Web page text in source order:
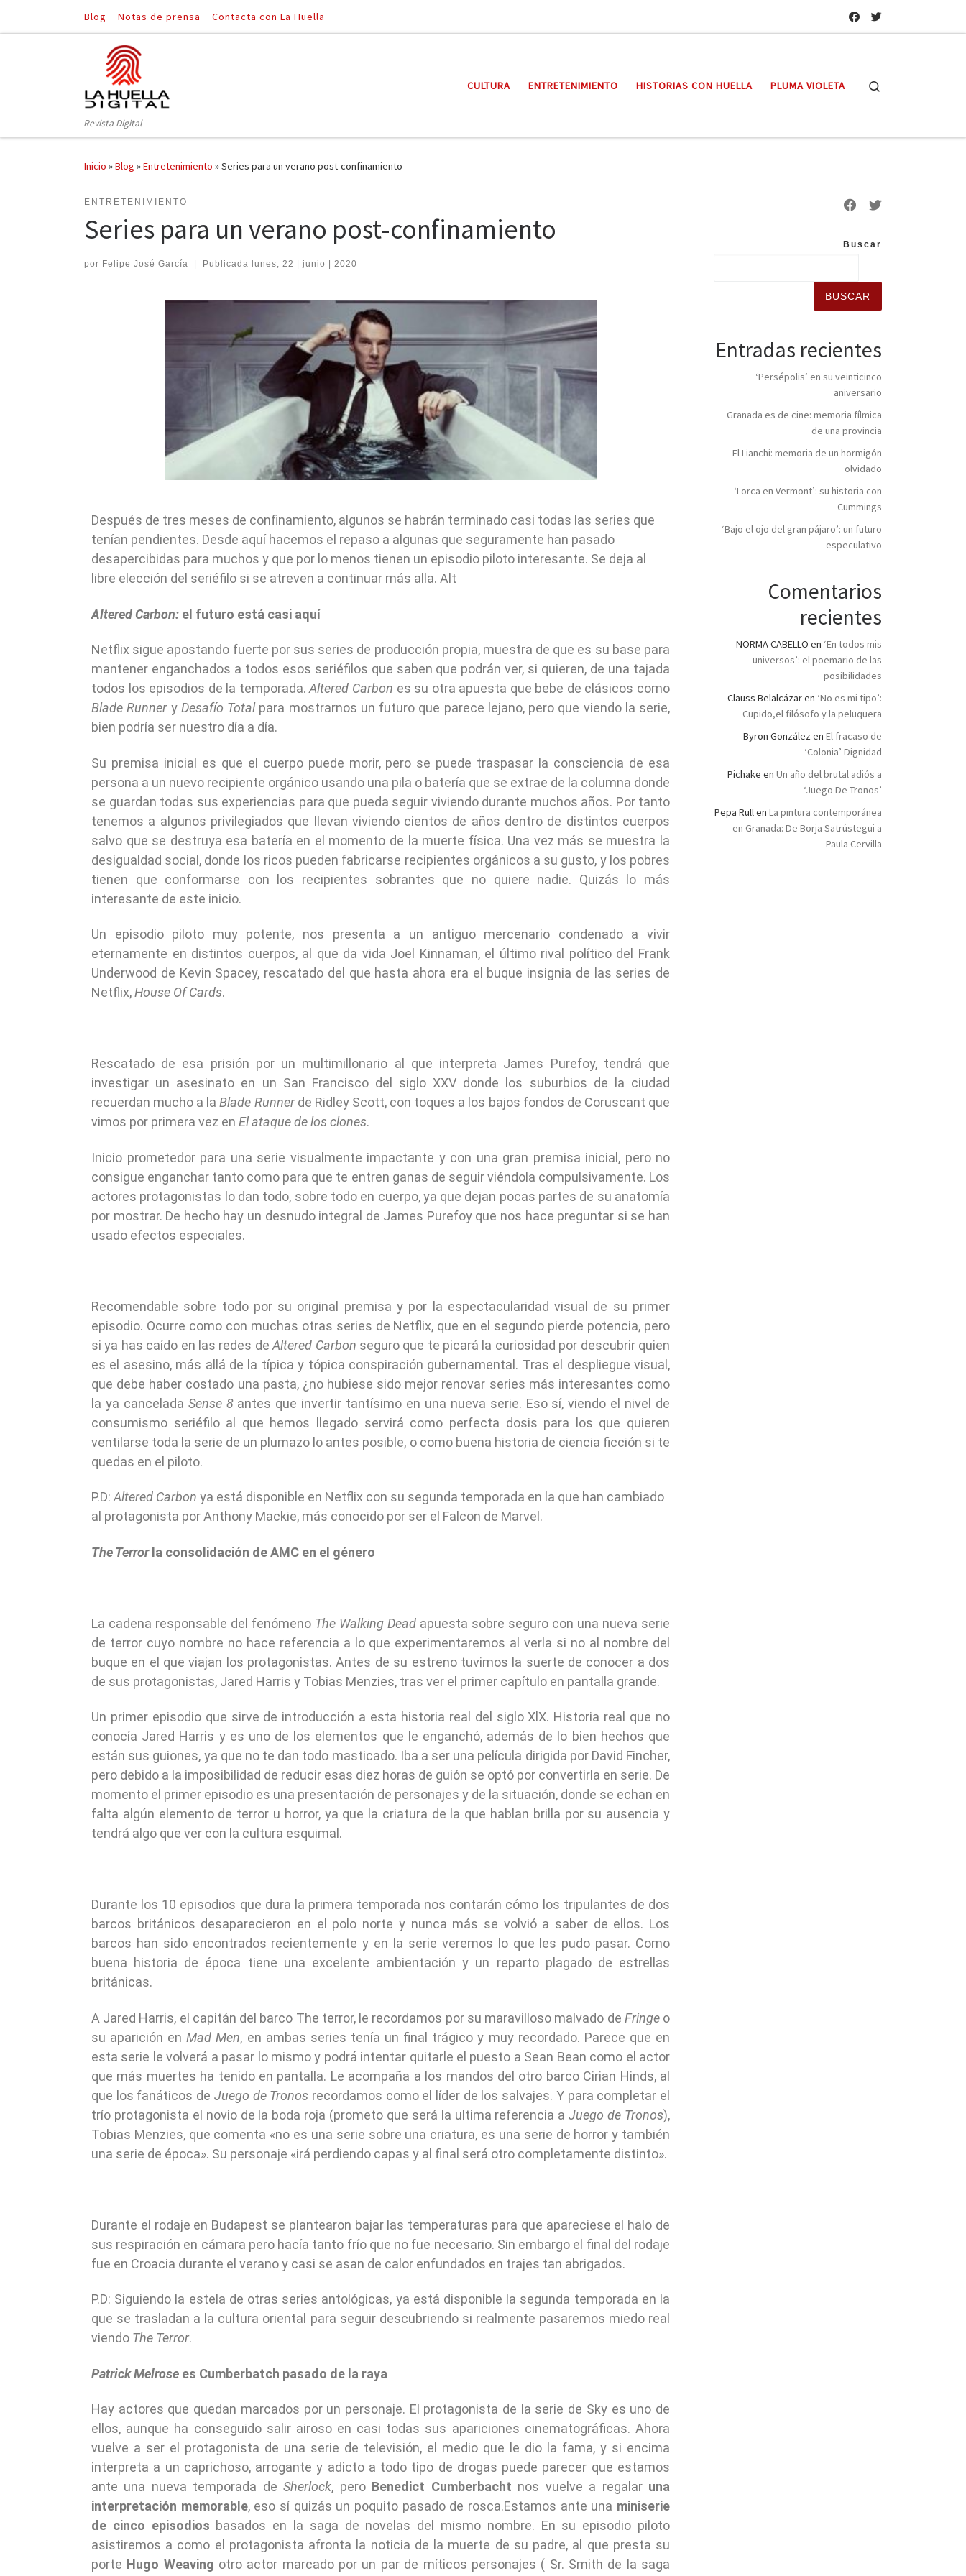
Saltar al contenido
Blog Notas de prensa Contacta con La Huella
Revista Digital
CULTURA ENTRETENIMIENTO HISTORIAS CON HUELLA PLUMA VIOLETA
Inicio »Blog »Entretenimiento »Series para un verano post-confinamiento
ENTRETENIMIENTO
Series para un verano post-confinamiento
por Felipe José García Publicada lunes, 22 | junio | 2020
Después de tres meses de confinamiento, algunos se habrán terminado casi todas las series que
tenían pendientes. Desde aquí hacemos el repaso a algunas que seguramente han pasado
desapercibidas para muchos y que por lo menos tienen un episodio piloto interesante. Se deja al
libre elección del seriéfilo si se atreven a continuar más alla. Alt
Altered Carbon: el futuro está casi aquí
Netflix sigue apostando fuerte por sus series de producción propia, muestra de que es su base para
mantener enganchados a todos esos seriéfilos que saben que podrán ver, si quieren, de una tajada
todos los episodios de la temporada.Altered Carbon es su otra apuesta que bebe de clásicos como
Blade Runnery Desafío Totalpara mostrarnos un futuro que parece lejano, pero que viendo la serie,
bien podría ser nuestro día a día.
Su premisa inicial es que el cuerpo puede morir, pero se puede traspasar la consciencia de esa
persona a un nuevo recipiente orgánico usando una pila o batería que se extrae de la columna donde
se guardan todas sus experiencias para que pueda seguir viviendo durante muchos años. Por tanto
tenemos a algunos privilegiados que llevan viviendo cientos de años dentro de distintos cuerpos
salvo que se destruya esa batería en el momento de la muerte física. Una vez más se muestra la
desigualdad social, donde los ricos pueden fabricarse recipientes orgánicos a su gusto, y los pobres
tienen que conformarse con los recipientes sobrantes que no quiere nadie. Quizás lo más
interesante de este inicio.
Un episodio piloto muy potente, nos presenta a un antiguo mercenario condenado a vivir
eternamente en distintos cuerpos, al que da vida Joel Kinnaman, el último rival político del Frank
Underwood de Kevin Spacey, rescatado del que hasta ahora era el buque insignia de las series de
Netflix,House Of Cards.
Rescatado de esa prisión por un multimillonario al que interpreta James Purefoy, tendrá que
investigar un asesinato en un San Francisco del siglo XXV donde los suburbios de la ciudad
recuerdan mucho a laBlade Runnerde Ridley Scott, con toques a los bajos fondos de Coruscant que
vimos por primera vez en El ataque de los clones.
Inicio prometedor para una serie visualmente impactante y con una gran premisa inicial, pero no
consigue enganchar tanto como para que te entren ganas de seguir viéndola compulsivamente. Los
actores protagonistas lo dan todo, sobre todo en cuerpo, ya que dejan pocas partes de su anatomía
por mostrar. De hecho hay un desnudo integral de James Purefoy que nos hace preguntar si se han
usado efectos especiales.
Recomendable sobre todo por su original premisa y por la espectacularidad visual de su primer
episodio. Ocurre como con muchas otras series de Netflix, que en el segundo pierde potencia, pero
si ya has caído en las redes deAltered Carbon seguro que te picará la curiosidad por descubrir quien
es el asesino, más allá de la típica y tópica conspiración gubernamental. Tras el despliegue visual,
que debe haber costado una pasta, ¿no hubiese sido mejor renovar series más interesantes como
la ya cancelada Sense 8antes que invertir tantísimo en una nueva serie. Eso sí, viendo el nivel de
consumismo seriéfilo al que hemos llegado servirá como perfecta dosis para los que quieren
ventilarse toda la serie de un plumazo lo antes posible, o como buena historia de ciencia ficción si te
quedas en el piloto.
P.D: Altered Carbon ya está disponible en Netflix con su segunda temporada en la que han cambiado
al protagonista por Anthony Mackie, más conocido por ser el Falcon de Marvel.
The Terrorla consolidación de AMC en el género
La cadena responsable del fenómeno The Walking Dead apuesta sobre seguro con una nueva serie
de terror cuyo nombre no hace referencia a lo que experimentaremos al verla si no al nombre del
buque en el que viajan los protagonistas. Antes de su estreno tuvimos la suerte de conocer a dos
de sus protagonistas, Jared Harris y Tobias Menzies, tras ver el primer capítulo en pantalla grande.
Un primer episodio que sirve de introducción a esta historia real del siglo XlX. Historia real que no
conocía Jared Harris y es uno de los elementos que le enganchó, además de lo bien hechos que
están sus guiones, ya que no te dan todo masticado. Iba a ser una película dirigida por David Fincher,
pero debido a la imposibilidad de reducir esas diez horas de guión se optó por convertirla en serie. De
momento el primer episodio es una presentación de personajes y de la situación, donde se echan en
falta algún elemento de terror u horror, ya que la criatura de la que hablan brilla por su ausencia y
tendrá algo que ver con la cultura esquimal.
Durante los 10 episodios que dura la primera temporada nos contarán cómo los tripulantes de dos
barcos británicos desaparecieron en el polo norte y nunca más se volvió a saber de ellos. Los
barcos han sido encontrados recientemente y en la serie veremos lo que les pudo pasar. Como
buena historia de época tiene una excelente ambientación y un reparto plagado de estrellas
británicas.
A Jared Harris, el capitán del barco The terror, le recordamos por su maravilloso malvado de Fringeo
su aparición enMad Men, en ambas series tenía un final trágico y muy recordado. Parece que en
esta serie le volverá a pasar lo mismo y podrá intentar quitarle el puesto a Sean Bean como el actor
que más muertes ha tenido en pantalla. Le acompaña a los mandos del otro barco Cirian Hinds, al
que los fanáticos de Juego de Tronos recordamos como el líder de los salvajes. Y para completar el
trío protagonista el novio de la boda roja (prometo que será la ultima referencia aJuego de Tronos),
Tobias Menzies, que comenta «no es una serie sobre una criatura, es una serie de horror y también
una serie de época». Su personaje «irá perdiendo capas y al final será otro completamente distinto».
Durante el rodaje en Budapest se plantearon bajar las temperaturas para que apareciese el halo de
sus respiración en cámara pero hacía tanto frío que no fue necesario. Sin embargo el final del rodaje
fue en Croacia durante el verano y casi se asan de calor enfundados en trajes tan abrigados.
P.D: Siguiendo la estela de otras series antológicas, ya está disponible la segunda temporada en la
que se trasladan a la cultura oriental para seguir descubriendo si realmente pasaremos miedo real
viendo The Terror.
Patrick Melrose es Cumberbatch pasado de la raya
Hay actores que quedan marcados por un personaje. El protagonista de la serie de Sky es uno de
ellos, aunque ha conseguido salir airoso en casi todas sus apariciones cinematográficas. Ahora
vuelve a ser el protagonista de una serie de televisión, el medio que le dio la fama, y si encima
interpreta a un caprichoso, arrogante y adicto a todo tipo de drogas puede parecer que estamos
ante una nueva temporada deSherlock, pero Benedict Cumberbacht nos vuelve a regalar una
interpretación memorable, eso sí quizás un poquito pasado de rosca.Estamos ante una miniserie
de cinco episodios basados en la saga de novelas del mismo nombre. En su episodio piloto
asistiremos a como el protagonista afronta la noticia de la muerte de su padre, al que presta su
porte Hugo Weaving otro actor marcado por un par de míticos personajes ( Sr. Smith de la saga
Buscar
BUSCAR
Entradas recientes
‘Persépolis’ en su veinticinco
aniversario
Granada es de cine: memoria fílmica
de una provincia
El Lianchi: memoria de un hormigón
olvidado
‘Lorca en Vermont’: su historia con
Cummings
‘Bajo el ojo del gran pájaro’: un futuro
especulativo
Comentarios
recientes
NORMA CABELLO en ‘En todos mis
universos’: el poemario de las
posibilidades
Clauss Belalcázaren ‘No es mi tipo’:
Cupido,el filósofo y la peluquera
Byron González en El fracaso de
‘Colonia’ Dignidad
Pichake en Un año del brutal adiós a
‘Juego De Tronos’
Pepa Rullen La pintura contemporánea
en Granada: De Borja Satrústegui a
Paula Cervilla